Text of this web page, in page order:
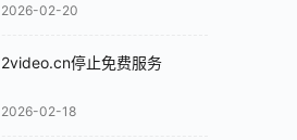
2026-02-20
2video.cn停止免费服务
2026-02-18